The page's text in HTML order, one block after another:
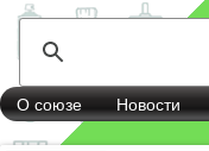
О союзе Новости